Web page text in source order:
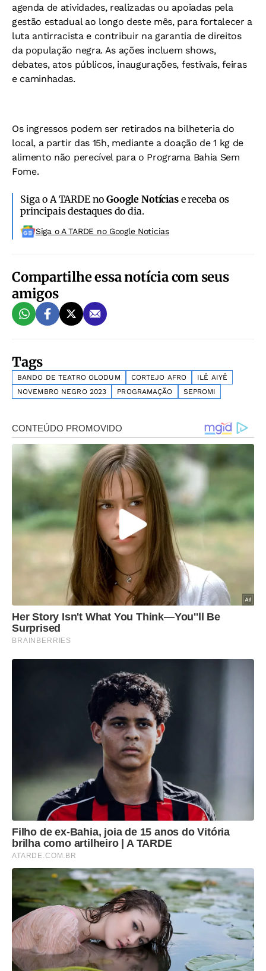
agenda de atividades, realizadas ou apoiadas pela
gestão estadual ao longo deste mês, para fortalecer a
luta antirracista e contribuir na garantia de direitos
da população negra. As ações incluem shows,
debates, atos públicos, inaugurações, festivais, feiras
e caminhadas.
Os ingressos podem ser retirados na bilheteria do
local, a partir das 15h, mediante a doação de 1 kg de
alimento não perecível para o Programa Bahia Sem
Fome.
Siga o A TARDE noGoogle Notíciase receba os
principais destaques do dia.
Siga o A TARDE no Google Noticias
Compartilhe essa notícia com seus
amigos
Tags
BANDO DE TEATRO OLODUM CORTEJO AFRO
ILÊ AIYÊ
NOVEMBRO NEGRO 2023
PROGRAMAÇÃO SEPROMI